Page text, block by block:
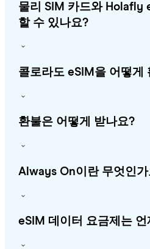
물리 SIM 카드와 Holafly
할 수 있나요?
콜로라도 eSIM을 어떻게
환불은 어떻게 받나요?
Always On이란 무엇인가
eSIM 데이터 요금제는